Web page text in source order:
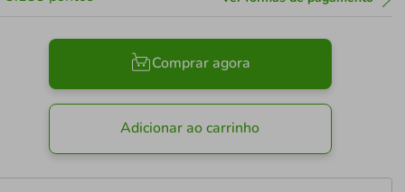
Comprar agora
Adicionar ao carrinho